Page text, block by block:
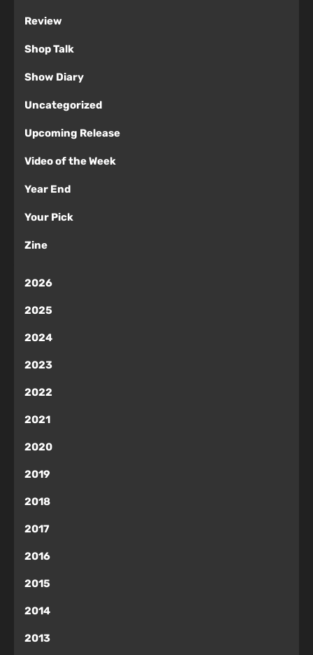
Review
Shop Talk
Show Diary
Uncategorized
Upcoming Release
Video of the Week
Year End
Your Pick
Zine
2026
2025
2024
2023
2022
2021
2020
2019
2018
2017
2016
2015
2014
2013